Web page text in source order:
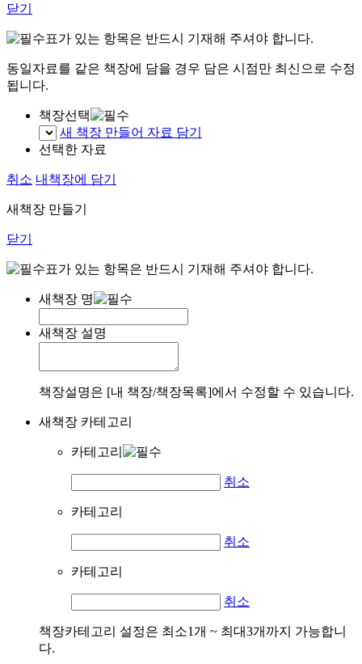
닫기
표가 있는 항목은 반드시 기재해 주셔야 합니다.
동일자료를 같은 책장에 담을 경우 담은 시점만 최신으로 수정
됩니다.
책장선택
새 책장 만들어 자료 담기
선택한 자료
취소 내책장에 담기
새책장 만들기
닫기
표가 있는 항목은 반드시 기재해 주셔야 합니다.
새책장 명
새책장 설명
책장설명은 [내 책장/책장목록]에서 수정할 수 있습니다.
새책장 카테고리
카테고리
취소
카테고리
취소
카테고리
취소
책장카테고리 설정은 최소1개 ~ 최대3개까지 가능합니
다.